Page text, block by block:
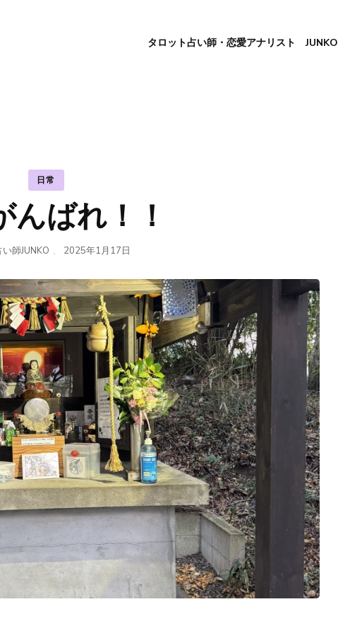
タロット占い師・恋愛アナリスト JUNKO
日常
んばれ！！
い師JUNKO 、 2025年1月17日